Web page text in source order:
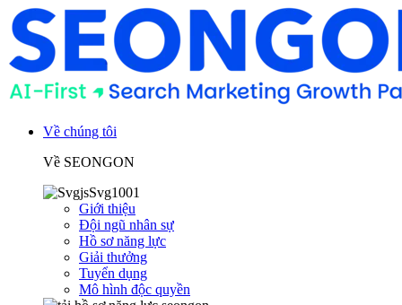
Về chúng tôi
Về SEONGON
Giới thiệu
Đội ngũ nhân sự
Hồ sơ năng lực
Giải thưởng
Tuyển dụng
Mô hình độc quyền